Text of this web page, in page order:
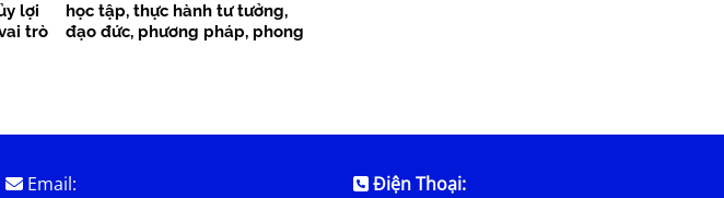
lợi
trò
học tập, thực hành tư tưởng,
đạo đức, phương pháp, phong
Email:
Điện Thoại: